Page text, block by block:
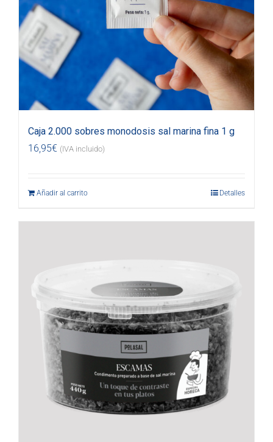
Caja 2.000 sobres monodosis sal marina fina 1 g
16,95€ (IVA incluido)
Añadir al carrito Detalles